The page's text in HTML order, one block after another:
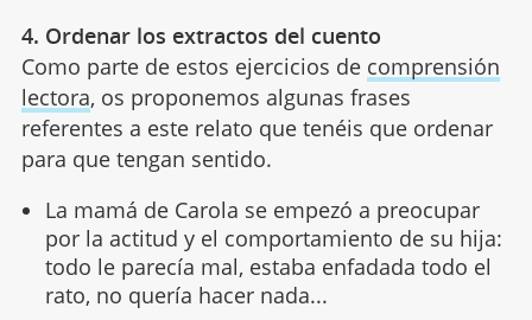
4. Ordenar los extractos del cuento
Como parte de estos ejercicios de comprensión
lectora, os proponemos algunas frases
referentes a este relato que tenéis que ordenar
para que tengan sentido.
La mamá de Carola se empezó a preocupar
por la actitud y el comportamiento de su hija:
todo le parecía mal, estaba enfadada todo el
rato, no quería hacer nada...